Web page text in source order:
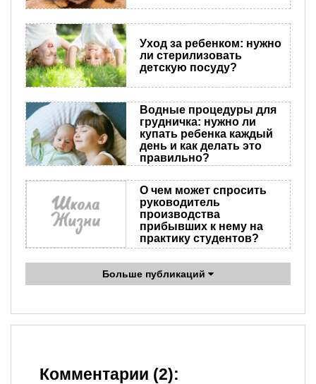
Уход за ребенком: нужно
ли стерилизовать
детскую посуду?
Водные процедуры для
грудничка: нужно ли
купать ребенка каждый
день и как делать это
правильно?
О чем может спросить
руководитель
производства
прибывших к нему на
практику студентов?
Больше публикаций
Комментарии (2):